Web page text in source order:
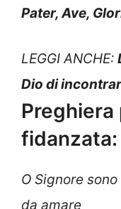
Pater, Ave,
LEGGI ANCHE:
Dio di
Preghiera
fidanzata:
O Signore
da amare